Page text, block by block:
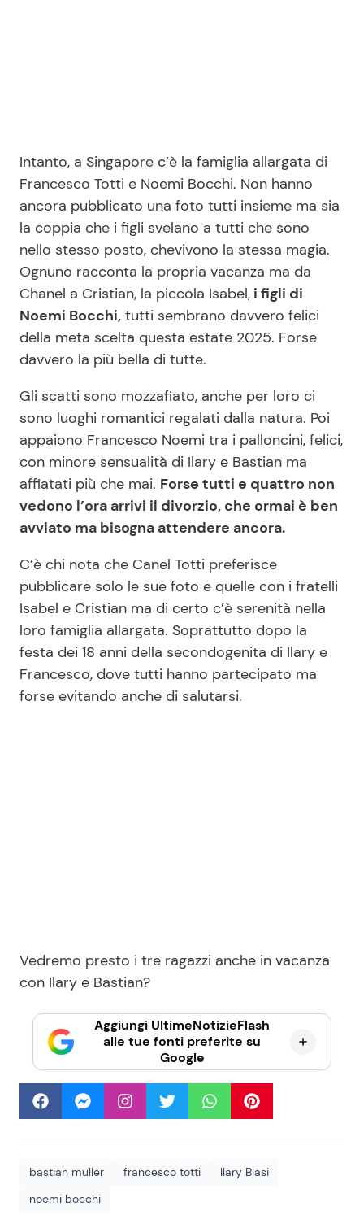
Intanto, a Singapore c’è la famiglia allargata di
Francesco Totti e Noemi Bocchi. Non hanno
ancora pubblicato una foto tutti insieme ma sia
la coppia che i figli svelano a tutti che sono
nello stesso posto, chevivono la stessa magia.
Ognuno racconta la propria vacanza ma da
Chanel a Cristian, la piccola Isabel, i figli di
Noemi Bocchi, tutti sembrano davvero felici
della meta scelta questa estate 2025. Forse
davvero la più bella di tutte.
Gli scatti sono mozzafiato, anche per loro ci
sono luoghi romantici regalati dalla natura. Poi
appaiono Francesco Noemi tra i palloncini, felici,
con minore sensualità di Ilary e Bastian ma
affiatati più che mai. Forse tutti e quattro non
vedono l’ora arrivi il divorzio, che ormai è ben
avviato ma bisogna attendere ancora.
C’è chi nota che Canel Totti preferisce
pubblicare solo le sue foto e quelle con i fratelli
Isabel e Cristian ma di certo c’è serenità nella
loro famiglia allargata. Soprattutto dopo la
festa dei 18 anni della secondogenita di Ilary e
Francesco, dove tutti hanno partecipato ma
forse evitando anche di salutarsi.
Vedremo presto i tre ragazzi anche in vacanza
con Ilary e Bastian?
Aggiungi UltimeNotizieFlash
alle tue fonti preferite su
Google
bastian muller francesco totti
Ilary Blasi
noemi bocchi